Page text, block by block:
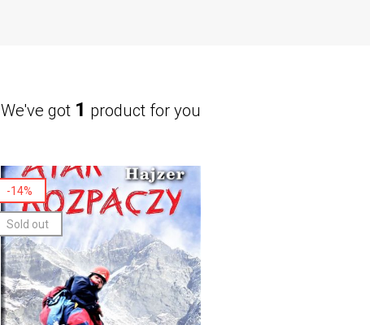
We've got 1 product for you
-14%
Sold out